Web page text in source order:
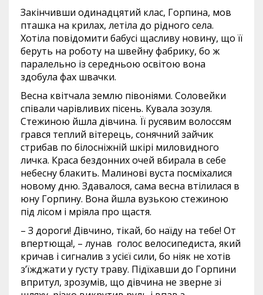
Закінчивши одинадцятий клас, Горпина, мов
пташка на крилах, летіла до рідного села.
Хотіла повідомити бабусі щасливу новину, що її
беруть на роботу на швейну фабрику, бо ж
паралельно із середньою освітою вона
здобула фах швачки.
Весна квітчала землю півоніями. Соловейки
співали чарівливих пісень. Кувала зозуля.
Стежиною йшла дівчина. Її русявим волоссям
грався теплий вітерець, сонячний зайчик
стрибав по білосніжній шкірі миловидного
личка. Краса бездонних очей вбирала в себе
небесну блакить. Малинові вуста посміхалися
новому дню. Здавалося, сама весна втілилася в
юну Горпину. Вона йшла вузькою стежиною
під лісом і мріяла про щастя.
– З дороги! Дівчино, тікай, бо наїду на тебе! От
впертюща!, – лунав голос велосипедиста, який
кричав і сигналив з усієї сили, бо ніяк не хотів
з’їжджати у густу траву. Підїхавши до Горпини
впритул, зрозумів, що дівчина не зверне зі